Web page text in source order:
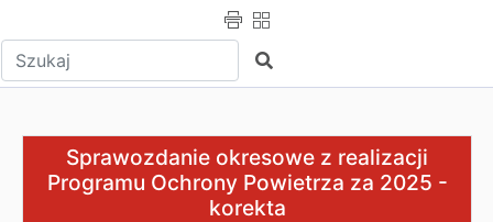
Wpisz tekst do wyszukania Szukaj
Sprawozdanie okresowe z realizacji Programu
Sprawozdanie okresowe z realizacji
Programu Ochrony Powietrza za 2025 -
korekta